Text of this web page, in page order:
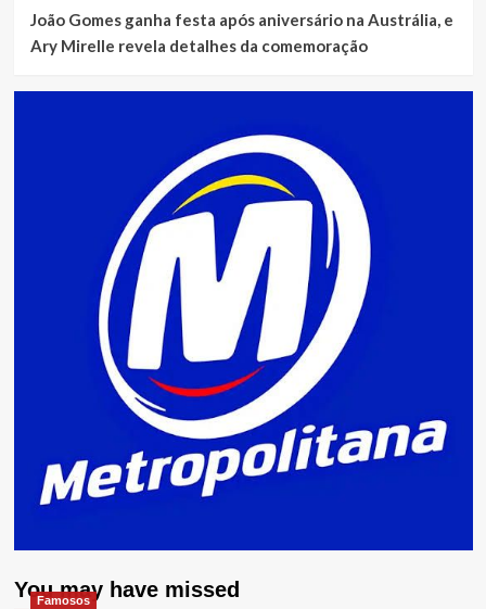
João Gomes ganha festa após aniversário na Austrália, e
Ary Mirelle revela detalhes da comemoração
You may have missed
Famosos